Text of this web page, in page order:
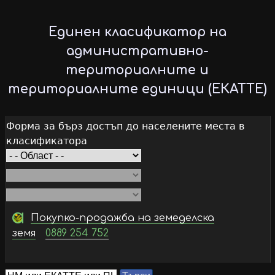
to
main
content
Единен класификатор на
административно-
териториалните и
териториалните единици (ЕКАТТЕ)
Форма за бърз достъп до населените места в
класификатора
Покупко-продажба на земеделска
земя
0889 254 752